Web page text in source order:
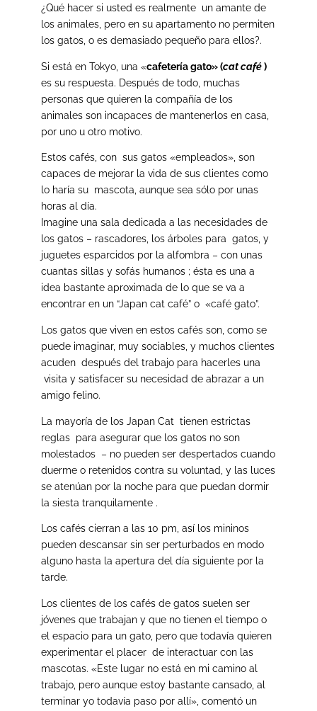
¿Qué hacer si usted es realmente un amante de
los animales, pero en su apartamento no permiten
los gatos, o es demasiado pequeño para ellos?.
Si está en Tokyo, una «cafetería gato» (catcafé)
es su respuesta. Después de todo, muchas
personas que quieren la compañía de los
animales son incapaces de mantenerlos en casa,
por uno u otro motivo.
Estos cafés, con sus gatos «empleados», son
capaces de mejorar la vida de sus clientes como
lo haría su mascota, aunque sea sólo por unas
horas al día.
Imagine una sala dedicada a las necesidades de
los gatos – rascadores, los árboles para gatos, y
juguetes esparcidos por la alfombra – con unas
cuantas sillas y sofás humanos ; ésta es una a
idea bastante aproximada de lo que se va a
encontrar en un “Japan cat café” o «café gato”.
Los gatos que viven en estos cafés son, como se
puede imaginar, muy sociables, y muchos clientes
acuden después del trabajo para hacerles una
visita y satisfacer su necesidad de abrazar a un
amigo felino.
La mayoría de los Japan Cat tienen estrictas
reglas para asegurar que los gatos no son
molestados – no pueden ser despertados cuando
duerme o retenidos contra su voluntad, y las luces
se atenúan por la noche para que puedan dormir
la siesta tranquilamente .
Los cafés cierran a las 10 pm, así los mininos
pueden descansar sin ser perturbados en modo
alguno hasta la apertura del día siguiente por la
tarde.
Los clientes de los cafés de gatos suelen ser
jóvenes que trabajan y que no tienen el tiempo o
el espacio para un gato, pero que todavía quieren
experimentar el placer de interactuar con las
mascotas. «Este lugar no está en mi camino al
trabajo, pero aunque estoy bastante cansado, al
terminar yo todavía paso por allí», comentó un